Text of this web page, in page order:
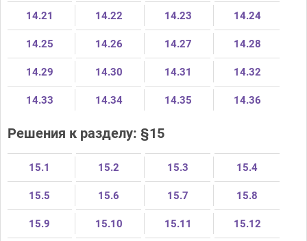
14.21 14.22 14.23 14.24
14.25 14.26 14.27 14.28
14.29 14.30 14.31 14.32
14.33 14.34 14.35 14.36
Решения к разделу: §15
15.1 15.2 15.3 15.4
15.5 15.6 15.7 15.8
15.9 15.10 15.11 15.12